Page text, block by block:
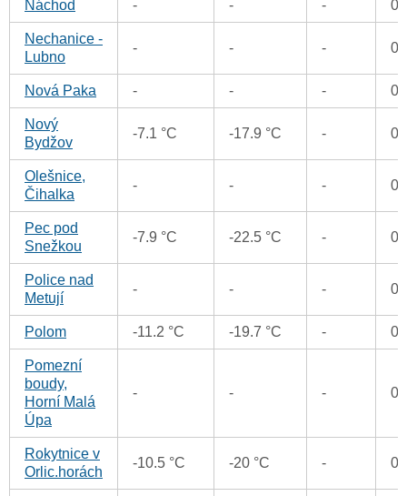
Náchod - - - 0
Nechanice -
Lubno
- - - 0
Nová Paka - - - 0
Nový
Bydžov
-7.1 °C -17.9 °C - 0
Olešnice,
Čihalka
- - - 0
Pec pod
Snežkou
-7.9 °C -22.5 °C - 0
Police nad
Metují
- - - 0
Polom -11.2 °C -19.7 °C - 0
Pomezní
boudy,
Horní Malá
Úpa
- - - 0
Rokytnice v
Orlic.horách
-10.5 °C -20 °C - 0